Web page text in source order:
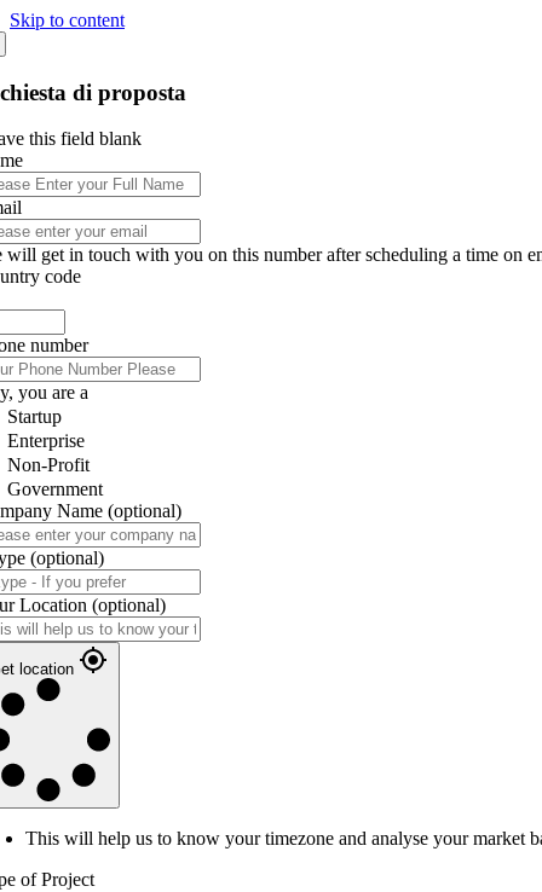
Skip to content
di proposta
this field blank
will get in touch with you on this number after scheduling a time on
code
number
you are a
Startup
Enterprise
Non-Profit
Government
Name (optional)
(optional)
Location (optional)
location
This will help us to know your timezone and analyse your market
of Project